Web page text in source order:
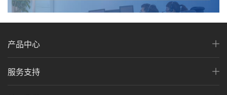
产品中心
服务支持